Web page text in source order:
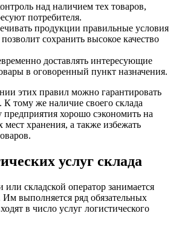
над наличием тех товаров,
потребителя.
продукции правильные условия
сохранить высокое качество
доставлять интересующие
в оговоренный пункт назначения.
этих правил можно гарантировать
К тому же наличие своего склада
предприятия хорошо сэкономить на
хранения, а также избежать
услуг склада
складской оператор занимается
Им выполняется ряд обязательных
в число услуг логистического